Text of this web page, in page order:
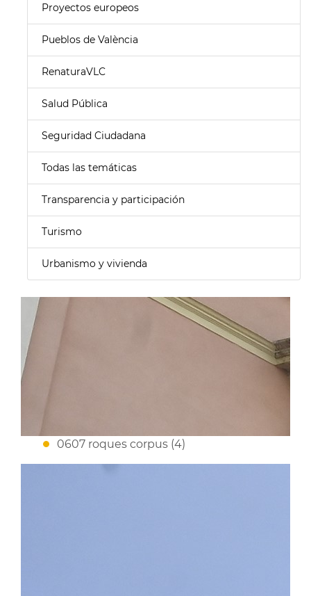
Proyectos europeos
Pueblos de València
RenaturaVLC
Salud Pública
Seguridad Ciudadana
Todas las temáticas
Transparencia y participación
Turismo
Urbanismo y vivienda
0607 roques corpus (4)